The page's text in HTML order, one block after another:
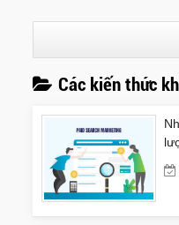
Các kiến thức